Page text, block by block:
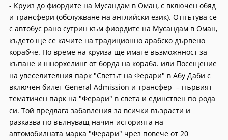
- Круиз до фиордите на Мусандам в Оман, с включен обяд
и трансфери (обслужване на английски език). Отпътува се
с автобус рано сутрин към фиордите на Мусандам в Оман,
където ще се качите на традиционно арабско дървено
корабче. По време на круиза ще имате възможнност за
къпане и шнорхелинг от борда на кораба. или Посещение
на увеселителния парк "Светът на Ферари" в Абу Даби с
включен билет General Admission и трансфер – първият
тематичен парк на "Ферари" в света и единствен по рода
си. Той предлага забавления за всички възрасти и
разказва по вълнуващ начин историята на
автомобилната марка "Ферари" чрез повече от 20